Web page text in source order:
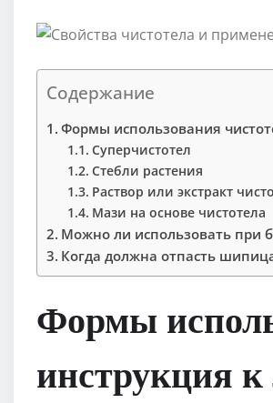
Содержание
Формы использования
Суперчистотел
Стебли растения
Раствор или экстракт
Мази на основе чистотела
Можно ли использовать при
Когда должна отпасть
Формы
инструкция